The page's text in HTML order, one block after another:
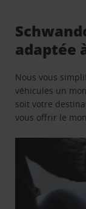
adaptée
Nous vous
véhicules un
soit votre
vous offrir le